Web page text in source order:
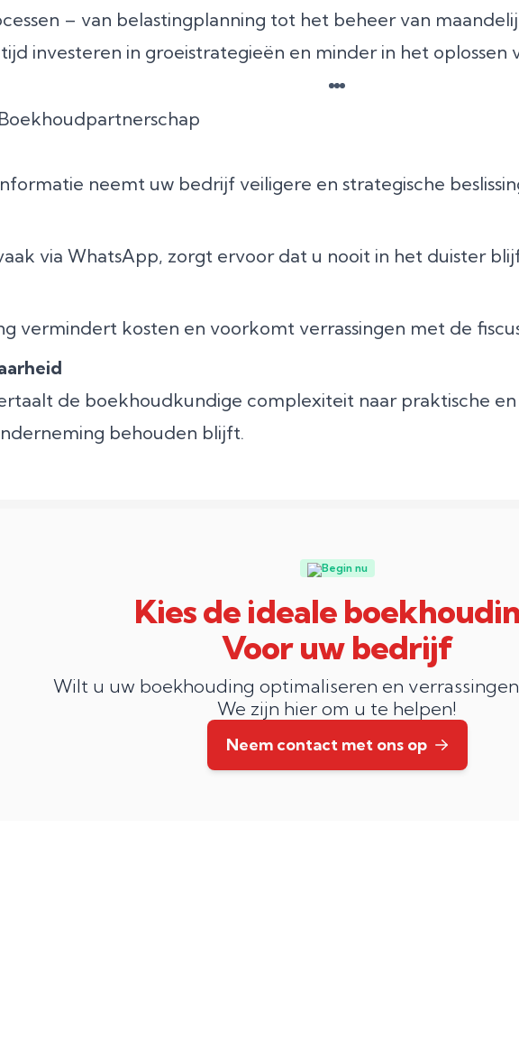
– van belastingplanning tot het beheer van
investeren in groeistrategieën en minder in het oplossen
neemt uw bedrijf veiligere en strategische
via WhatsApp, zorgt ervoor dat u nooit in het duister
vermindert kosten en voorkomt verrassingen met de
de boekhoudkundige complexiteit naar praktische
behouden blijft.
Begin nu
Kies de ideale
Voor uw bedrijf
Wilt u uw boekhouding optimaliseren en
We zijn hier om u te helpen!
Neem contact met ons op